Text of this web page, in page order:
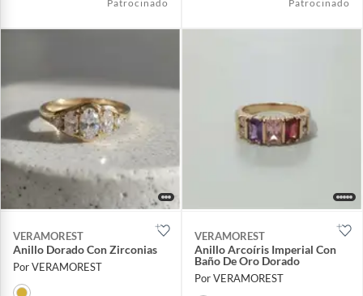
Patrocinado Patrocinado
VERAMOREST
Anillo Dorado Con Zirconias
Por VERAMOREST
VERAMOREST
Anillo Arcoíris Imperial Con
Baño De Oro Dorado
Por VERAMOREST